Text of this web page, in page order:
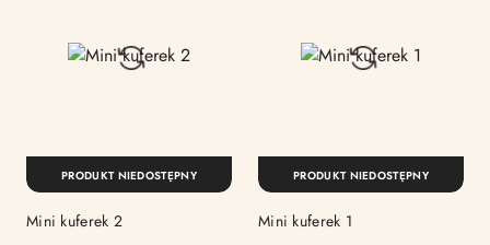
Mini kuferek 2
PRODUKT NIEDOSTĘPNY
Mini kuferek 1
PRODUKT NIEDOSTĘPNY